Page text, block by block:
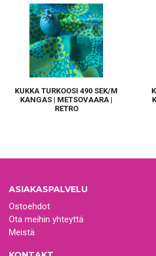
KUKKA TURKOOSI 490 SEK/M
KANGAS | METSOVAARA |
RETRO
ASIAKASPALVELU
Ostoehdot
Ota meihin yhteyttä
Meistä